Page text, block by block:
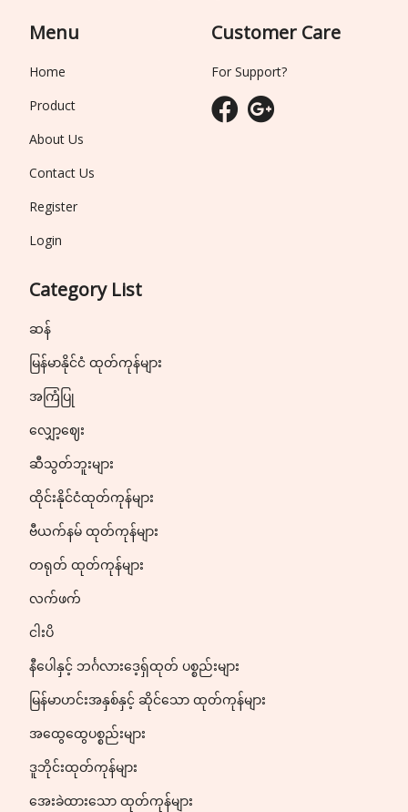
Menu
Home
Product
About Us
Contact Us
Register
Login
Category List
ဆန်
မြန်မာနိုင်ငံ ထုတ်ကုန်များ
အကြံပြု
လျှော့ဈေး
ဆီသွတ်ဘူးများ
ထိုင်းနိုင်ငံထုတ်ကုန်များ
ဗီယက်နမ် ထုတ်ကုန်များ
တရုတ် ထုတ်ကုန်များ
လက်ဖက်
ငါးပိ
နီပေါနှင့် ဘင်္ဂလားဒေ့ရှ်ထုတ် ပစ္စည်းများ
မြန်မာဟင်းအနှစ်နှင့် ဆိုင်သော ထုတ်ကုန်များ
အထွေထွေပစ္စည်းများ
ဒူဘိုင်းထုတ်ကုန်များ
အေးခဲထားသော ထုတ်ကုန်များ
Customer Care
For Support?